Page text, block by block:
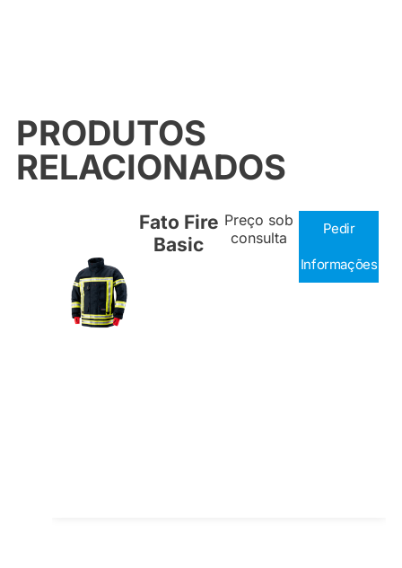
PRODUTOS
RELACIONADOS
Fato Fire
Basic
Preço sob
consulta
Pedir
Informações